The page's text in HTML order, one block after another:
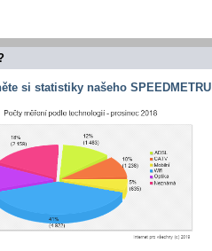
si statistiky našeho SPEEDMETRU